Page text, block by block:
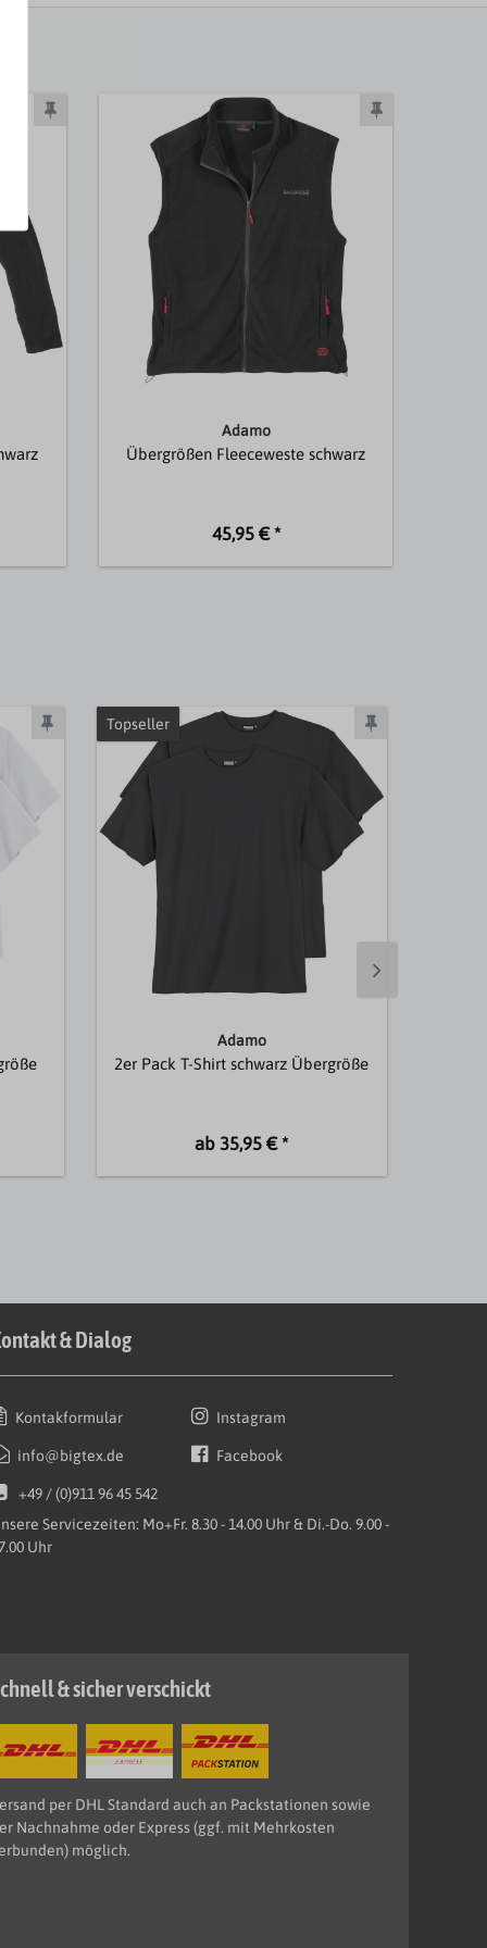
Adamo
Übergrößen Fleeceweste schwarz
45,95 € *
Topseller
Adamo
2er Pack T-Shirt schwarz Übergröße
ab 35,95 € *
& Dialog
Kontakformular
info@bigtex.de
Instagram
Facebook
+49 / (0)911 96 45 542
Servicezeiten: Mo+Fr. 8.30 - 14.00 Uhr & Di.-Do. 9.00 -
Uhr
& sicher verschickt
per DHL Standard auch an Packstationen sowie
Nachnahme oder Express (ggf. mit Mehrkosten
möglich.